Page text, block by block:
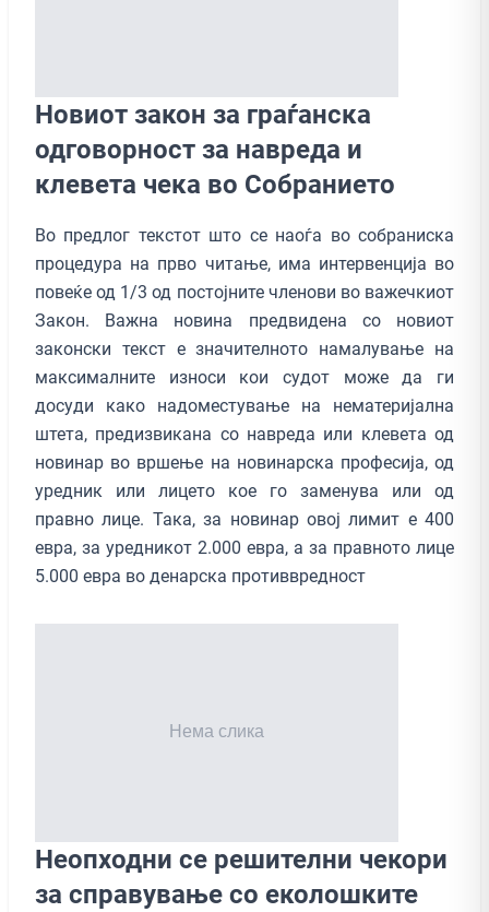
Новиот закон за граѓанска
одговорност за навреда и
клевета чека во Собранието
Во предлог текстот што се наоѓа во собраниска
процедура на прво читање, има интервенција во
повеќе од 1/3 од постојните членови во важечкиот
Закон. Важна новина предвидена со новиот
законски текст е значителното намалување на
максималните износи кои судот може да ги
досуди како надоместување на нематеријална
штета, предизвикана со навреда или клевета од
новинар во вршење на новинарска професија, од
уредник или лицето кое го заменува или од
правно лице. Така, за новинар овој лимит е 400
евра, за уредникот 2.000 евра, а за правното лице
5.000 евра во денарска противвредност
Неопходни се решителни чекори
за справување со еколошките